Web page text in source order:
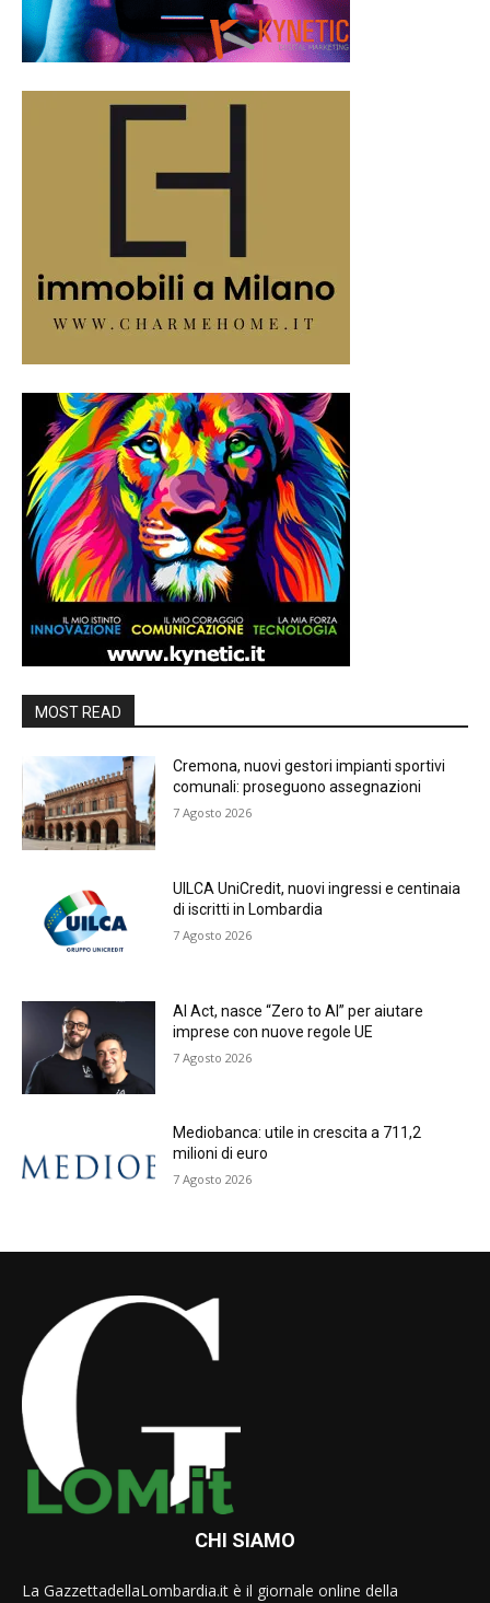
MOST READ
Cremona, nuovi gestori impianti sportivi
comunali: proseguono assegnazioni
7 Agosto 2026
UILCA UniCredit, nuovi ingressi e centinaia
di iscritti in Lombardia
7 Agosto 2026
AI Act, nasce “Zero to AI” per aiutare
imprese con nuove regole UE
7 Agosto 2026
Mediobanca: utile in crescita a 711,2
milioni di euro
7 Agosto 2026
CHI SIAMO
La GazzettadellaLombardia.it è il giornale online della